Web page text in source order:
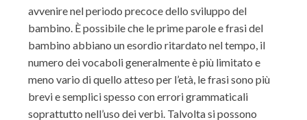
avvenire nel periodo precoce dello sviluppo del
bambino. È possibile che le prime parole e frasi del
bambino abbiano un esordio ritardato nel tempo, il
numero dei vocaboli generalmente è più limitato e
meno vario di quello atteso per l’età, le frasi sono più
brevi e semplici spesso con errori grammaticali
soprattutto nell’uso dei verbi. Talvolta si possono